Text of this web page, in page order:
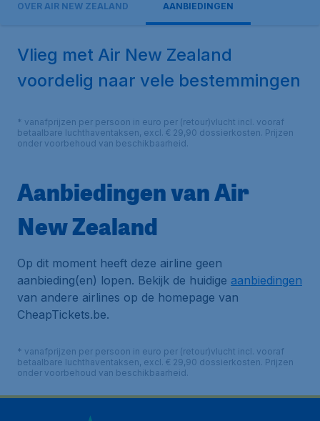
OVER AIR NEW ZEALAND AANBIEDINGEN
Vlieg met Air New Zealand
voordelig naar vele bestemmingen
* vanafprijzen per persoon in euro per (retour)vlucht incl. vooraf
betaalbare luchthaventaksen, excl. € 29,90 dossierkosten. Prijzen
onder voorbehoud van beschikbaarheid.
Aanbiedingen van Air
New Zealand
Op dit moment heeft deze airline geen
aanbieding(en) lopen. Bekijk de huidige aanbiedingen
van andere airlines op de homepage van
CheapTickets.be.
* vanafprijzen per persoon in euro per (retour)vlucht incl. vooraf
betaalbare luchthaventaksen, excl. € 29,90 dossierkosten. Prijzen
onder voorbehoud van beschikbaarheid.